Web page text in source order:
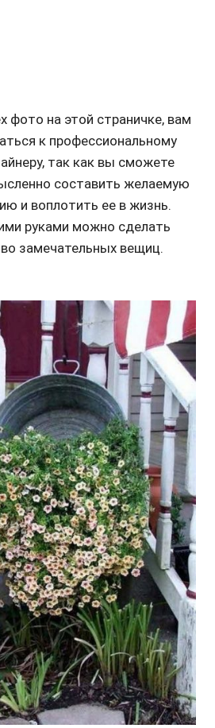
фото на этой страничке, вам
к профессиональному
так как вы сможете
составить желаемую
и воплотить ее в жизнь.
руками можно сделать
замечательных вещиц.